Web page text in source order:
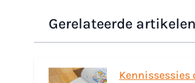
Gerelateerde artikelen
Kennissessies